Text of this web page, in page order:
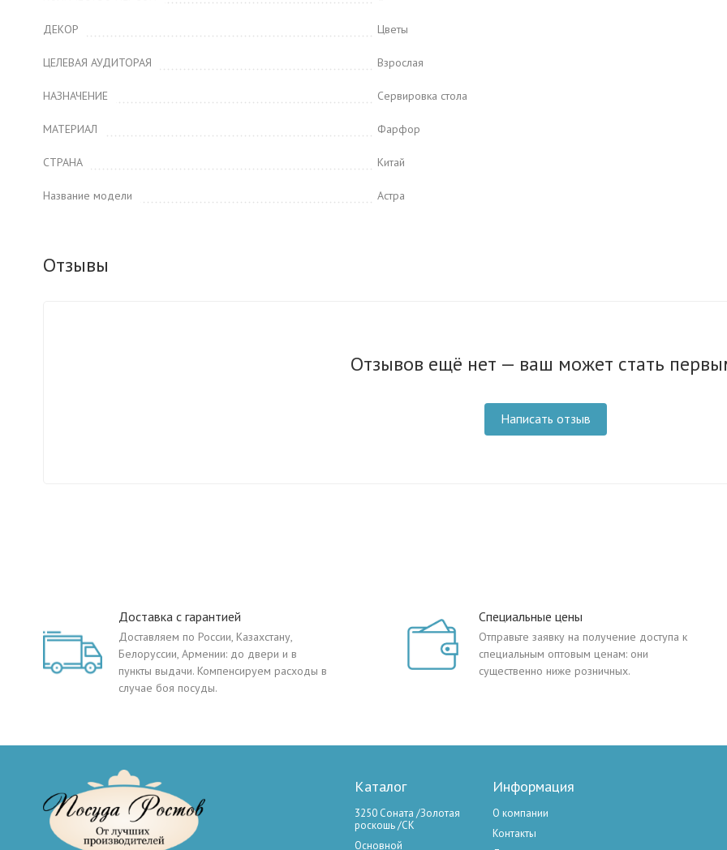
ДЕКОР Цветы
ЦЕЛЕВАЯ АУДИТОРАЯ Взрослая
НАЗНАЧЕНИЕ Сервировка стола
МАТЕРИАЛ Фарфор
СТРАНА Китай
Название модели Астра
Отзывы
Отзывов ещё нет — ваш может стать
Написать отзыв
Доставка с гарантией
Доставляем по России, Казахстану,
Белоруссии, Армении: до двери и в
пункты выдачи. Компенсируем расходы в
случае боя посуды.
Специальные цены
Отправьте заявку на получение доступа к
специальным оптовым ценам: они
существенно ниже розничных.
Каталог
3250 Соната /Золотая
роскошь /СК
Основной
Информация
О компании
Контакты